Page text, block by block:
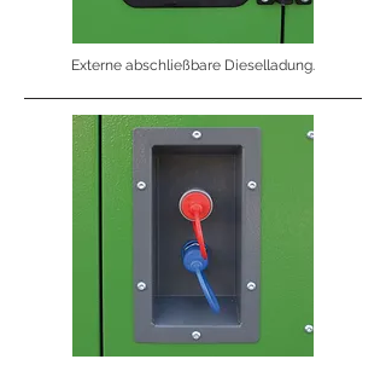
Externe abschließbare Dieselladung.